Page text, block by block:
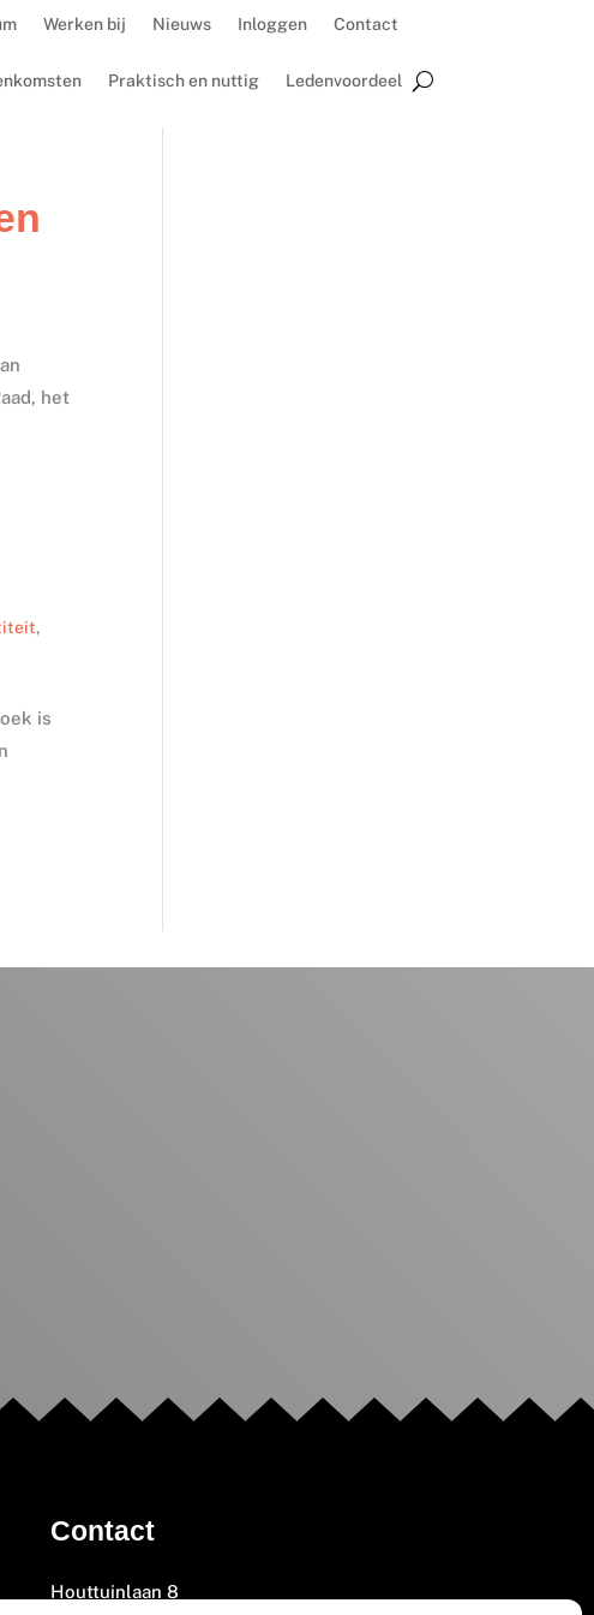
Werken bij Nieuws Inloggen Contact
Praktisch en nuttig Ledenvoordeel
het
,
is
Contact
Houttuinlaan 8